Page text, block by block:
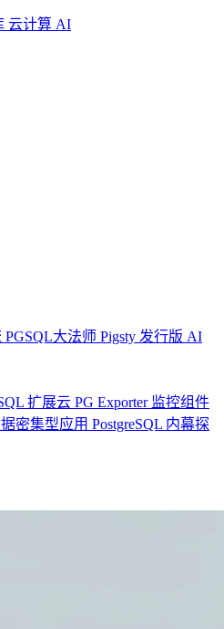
云计算 AI
PGSQL大法师 Pigsty 发行版 AI
扩展云 PG Exporter 监控组件
密集型应用 PostgreSQL 内幕探